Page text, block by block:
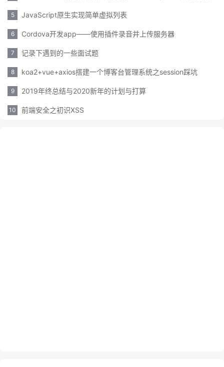
5 JavaScript原生实现简单虚拟列表
6 Cordova开发app——使用插件录音并上传服务器
7 记录下遇到的一些面试题
8 koa2+vue+axios搭建一个博客台管理系统之session踩坑
9 2019年终总结与2020新年的计划与打算
10 前端安全之初识XSS